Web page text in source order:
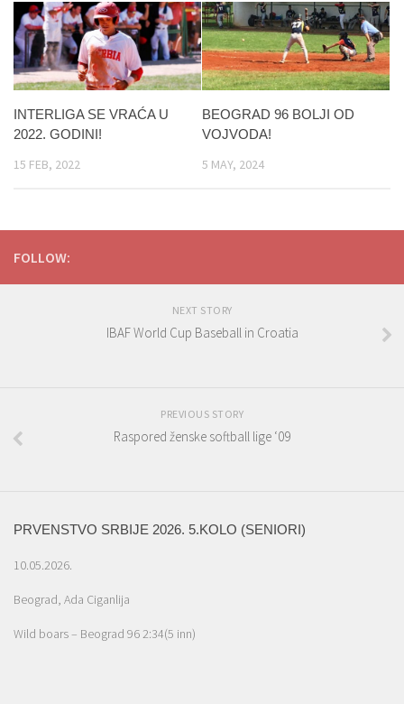
INTERLIGA SE VRAĆA U
2022. GODINI!
15 FEB, 2022
BEOGRAD 96 BOLJI OD
VOJVODA!
5 MAY, 2024
FOLLOW:
NEXT STORY
IBAF World Cup Baseball in Croatia
PREVIOUS STORY
Raspored ženske softball lige ‘09
PRVENSTVO SRBIJE 2026. 5.KOLO (SENIORI)
10.05.2026.
Beograd, Ada Ciganlija
Wild boars – Beograd 96 2:34(5 inn)